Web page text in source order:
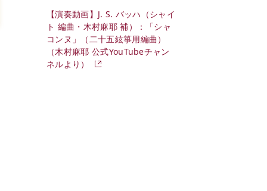
【演奏動画】J. S. バッハ（シャイ
ト 編曲・木村麻耶 補）：「シャ
コンヌ」（二十五絃箏用編曲）
（木村麻耶 公式YouTubeチャン
ネルより）